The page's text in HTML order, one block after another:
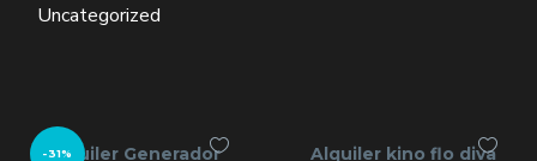
Uncategorized
-31%
Alquiler Generador
Alquiler kino flo diva